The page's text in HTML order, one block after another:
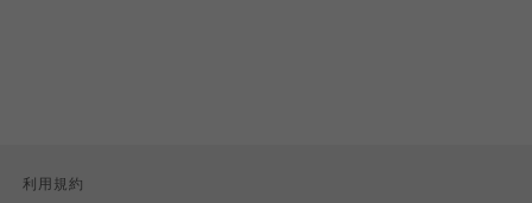
利用規約